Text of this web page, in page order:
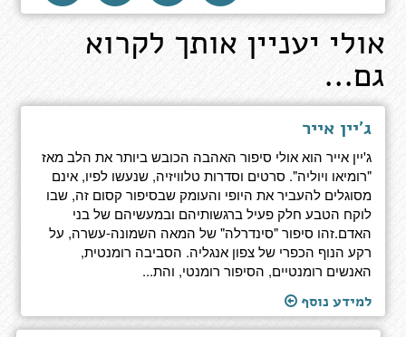
אולי יעניין אותך לקרוא
גם...
ג'יין אייר
ג'יין אייר הוא אולי סיפור האהבה הכובש ביותר את הלב מאז
"רומיאו ויוליה". סרטים וסדרות טלוויזיה, שנעשו לפיו, אינם
מסוגלים להעביר את היופי והעומק שבסיפור קסום זה, שבו
לוקח הטבע חלק פעיל ברגשותיהם ובמעשיהם של בני
האדם.זהו סיפור "סינדרלה" של המאה השמונה-עשרה, על
רקע הנוף הכפרי של צפון אנגליה. הסביבה רומנטית,
האנשים רומנטיים, הסיפור רומנטי, והת...
למידע נוסף